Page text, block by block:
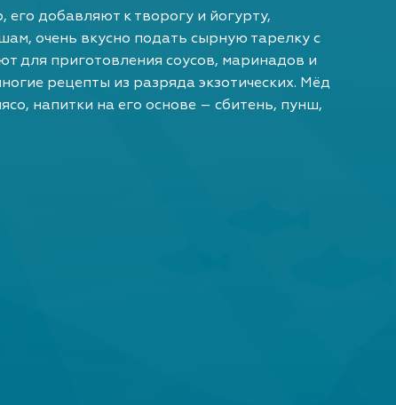
добавляют к творогу и йогурту,
очень вкусно подать сырную тарелку с
для приготовления соусов, маринадов и
рецепты из разряда экзотических. Мёд
напитки на его основе – сбитень, пунш,